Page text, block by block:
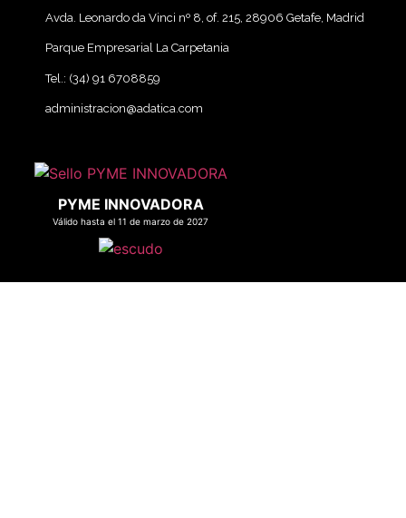
Avda. Leonardo da Vinci nº 8, of. 215, 28906 Getafe, Madrid
Parque Empresarial La Carpetania
Tel.: (34) 91 6708859
administracion@adatica.com
PYME INNOVADORA
Válido hasta el 11 de marzo de 2027